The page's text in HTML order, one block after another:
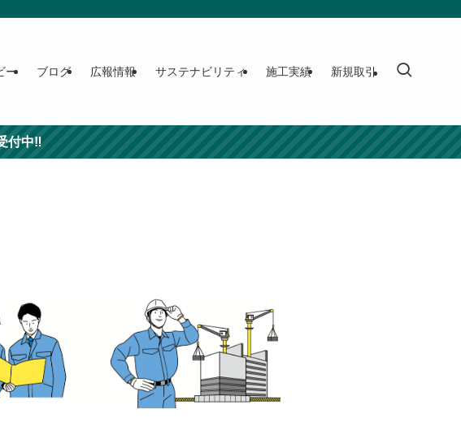
ー ブログ 広報情報 サステナビリティ 施工実績 新規取引
付中‼